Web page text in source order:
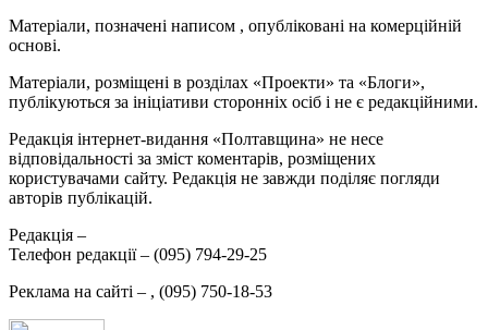
Матеріали, позначені написом , опубліковані на комерційній
основі.
Матеріали, розміщені в розділах «Проекти» та «Блоги»,
публікуються за ініціативи сторонніх осіб і не є редакційними.
Редакція інтернет-видання «Полтавщина» не несе
відповідальності за зміст коментарів, розміщених
користувачами сайту. Редакція не завжди поділяє погляди
авторів публікацій.
Редакція –
Телефон редакції – (095) 794-29-25
Реклама на сайті – , (095) 750-18-53